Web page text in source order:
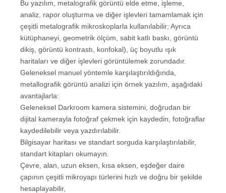
Bu yazılım, metalografik görüntü elde etme, işleme,
analiz, rapor oluşturma ve diğer işlevleri tamamlamak için
çeşitli metalografik mikroskoplarla kullanılabilir; Ayrıca
kütüphaneyi, geometrik ölçüm, sabit katlı baskı, görüntü
dikiş, görüntü kontrastı, konfokal), üç boyutlu ışık
haritaları ve diğer işlevleri görüntülemek zorundadır.
Geleneksel manuel yöntemle karşılaştırıldığında,
metallografik görüntü analizi için örnek yazılım, aşağıdaki
avantajlarla:
Geleneksel Darkroom kamera sistemini, doğrudan bir
dijital kamerayla fotoğraf çekmek için kaydedin, fotoğraflar
kaydedilebilir veya yazdırılabilir.
Bilgisayar haritası ve standart sorguda karşılaştırılabilir,
standart kitapları okumayın.
Çevre, alan, uzun eksen, kısa eksen, eşdeğer daire
çapının çeşitli mikroyapı türlerini hızlı ve doğru bir şekilde
hesaplayabilir,